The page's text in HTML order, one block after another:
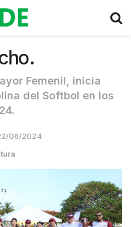
Femenil, inicia
del Softbol en los
06/2024